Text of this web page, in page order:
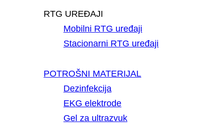
RTG UREĐAJI
Mobilni RTG uređaji
Stacionarni RTG uređaji
POTROŠNI MATERIJAL
Dezinfekcija
EKG elektrode
Gel za ultrazvuk